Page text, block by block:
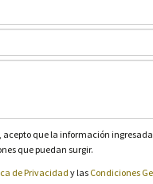
que la información
que puedan surgir.
de Privacidad y las Condiciones